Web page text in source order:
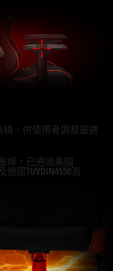
椅，供使用者調整最適
桿，已通過美國
國TUVDIN4550測